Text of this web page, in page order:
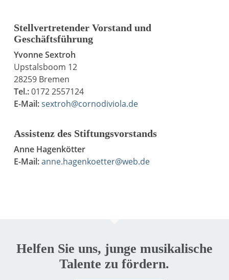
Stellvertretender Vorstand und
Geschäftsführung
Yvonne Sextroh
Upstalsboom 12
28259 Bremen
Tel.:0172 2557124
E-Mail:sextroh@cornodiviola.de
Assistenz des Stiftungsvorstands
Anne Hagenkötter
E-Mail:anne.hagenkoetter@web.de
Helfen Sie uns, junge musikalische
Talente zu fördern.